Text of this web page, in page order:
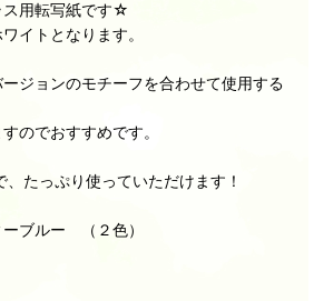
ス用転写紙です☆
イトとなります。
ジョンのモチーフを合わせて使用する
のでおすすめです。
たっぷり使っていただけます！
ブルー （２色）